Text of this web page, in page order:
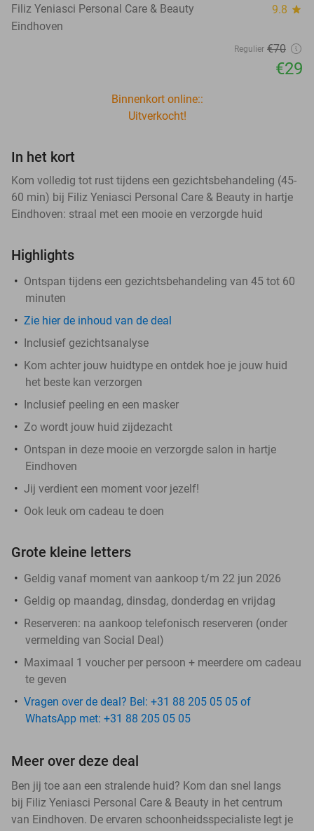
Filiz Yeniasci Personal Care & Beauty 9.8 star
Eindhoven
Regulier €70
€29
Binnenkort online::
Uitverkocht!
In het kort
Kom volledig tot rust tijdens een gezichtsbehandeling (45-
60 min) bij Filiz Yeniasci Personal Care & Beauty in hartje
Eindhoven: straal met een mooie en verzorgde huid
Highlights
Ontspan tijdens een gezichtsbehandeling van 45 tot 60
minuten
Zie hier de inhoud van de deal
Inclusief gezichtsanalyse
Kom achter jouw huidtype en ontdek hoe je jouw huid
het beste kan verzorgen
Inclusief peeling en een masker
Zo wordt jouw huid zijdezacht
Ontspan in deze mooie en verzorgde salon in hartje
Eindhoven
Jij verdient een moment voor jezelf!
Ook leuk om cadeau te doen
Grote kleine letters
Geldig vanaf moment van aankoop t/m 22 jun 2026
Geldig op maandag, dinsdag, donderdag en vrijdag
Reserveren: na aankoop telefonisch reserveren (onder
vermelding van Social Deal)
Maximaal 1 voucher per persoon + meerdere om cadeau
te geven
Vragen over de deal? Bel: +31 88 205 05 05 of
WhatsApp met: +31 88 205 05 05
Meer over deze deal
Ben jij toe aan een stralende huid? Kom dan snel langs
bij Filiz Yeniasci Personal Care & Beauty in het centrum
van Eindhoven. De ervaren schoonheidsspecialiste legt je